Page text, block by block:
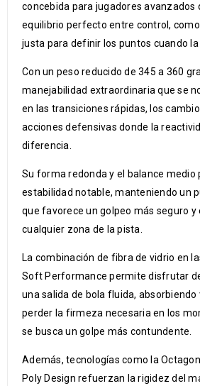
concebida para jugadores avanzados
equilibrio perfecto entre control,
justa para definir los puntos cuando la
Con un peso reducido de 345 a 360
manejabilidad extraordinaria que se
en las transiciones rápidas, los
acciones defensivas donde la
diferencia.
Su forma redonda y el balance medio
estabilidad notable, manteniendo un
que favorece un golpeo más seguro
cualquier zona de la pista.
La combinación de fibra de vidrio en
Soft Performance permite disfrutar
una salida de bola fluida, absorbiendo
perder la firmeza necesaria en los
se busca un golpe más contundente.
Además, tecnologías como la
Poly Design refuerzan la rigidez del